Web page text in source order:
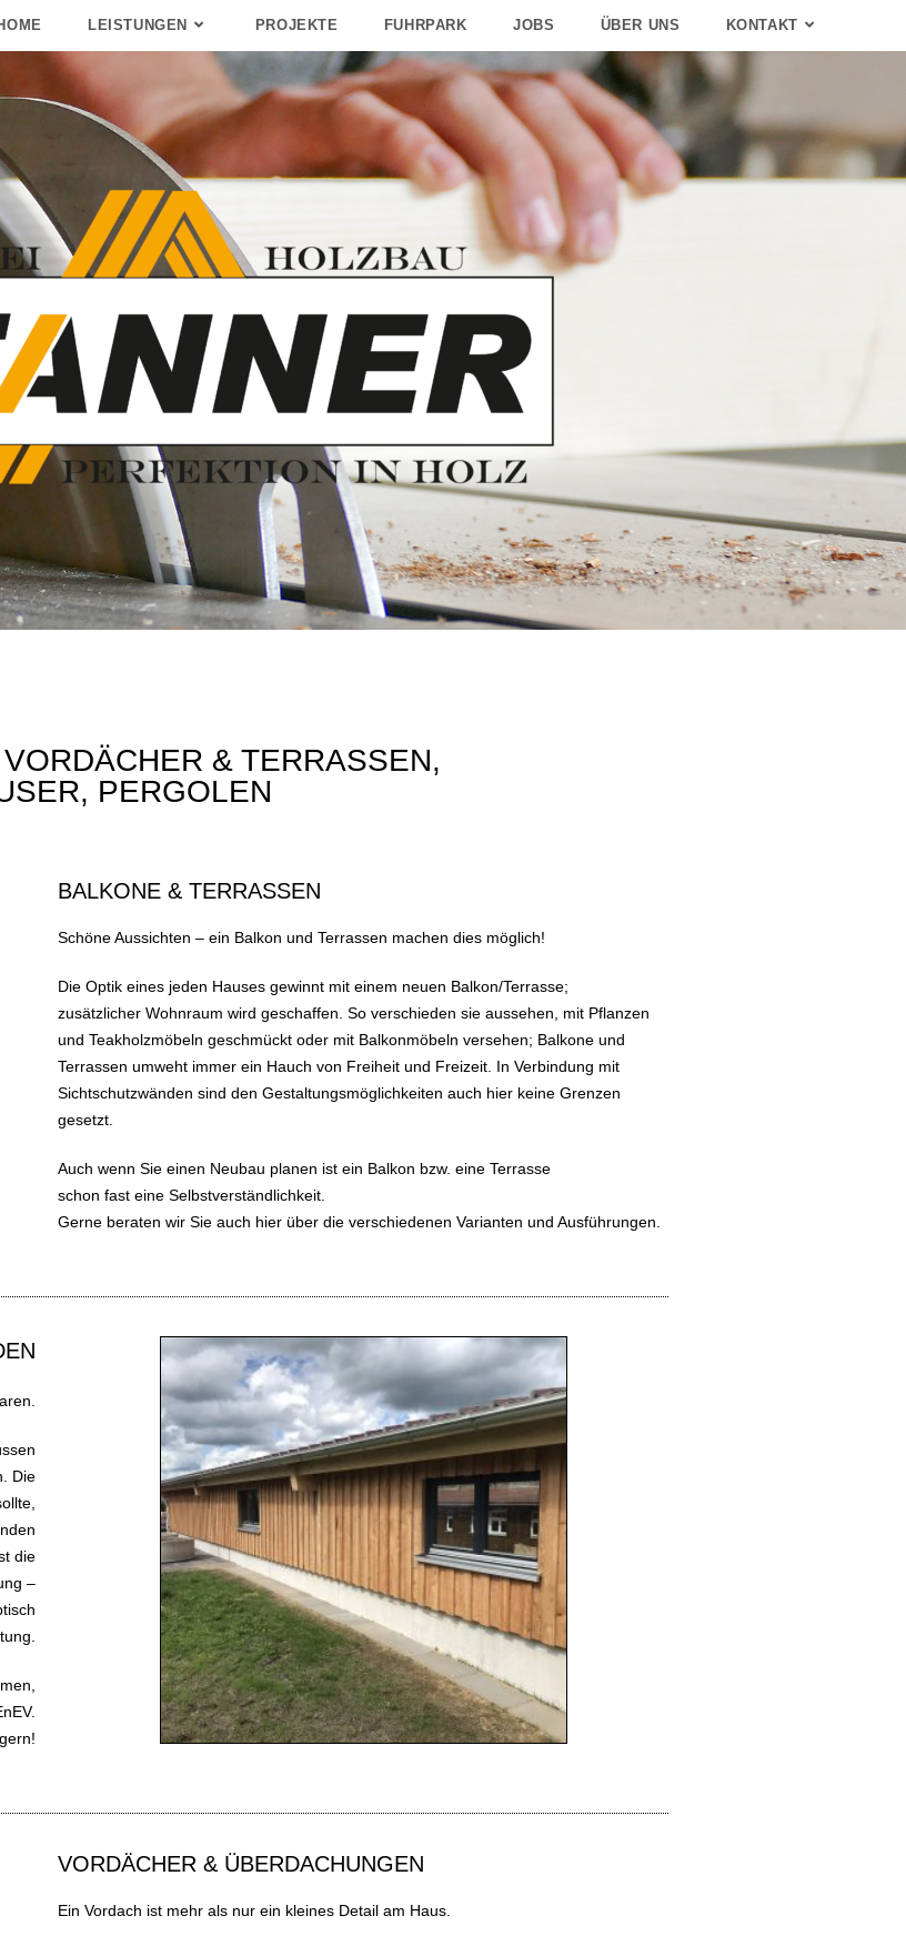
LEISTUNGEN PROJEKTE FUHRPARK JOBS ÜBER UNS KONTAKT
& TERRASSEN,
PERGOLEN
BALKONE & TERRASSEN
Schöne Aussichten – ein Balkon und Terrassen machen dies möglich!
Die Optik eines jeden Hauses gewinnt mit einem neuen Balkon/Terrasse;
zusätzlicher Wohnraum wird geschaffen. So verschieden sie aussehen, mit Pflanzen
und Teakholzmöbeln geschmückt oder mit Balkonmöbeln versehen; Balkone und
Terrassen umweht immer ein Hauch von Freiheit und Freizeit. In Verbindung mit
Sichtschutzwänden sind den Gestaltungsmöglichkeiten auch hier keine Grenzen
gesetzt.
Auch wenn Sie einen Neubau planen ist ein Balkon bzw. eine Terrasse
schon fast eine Selbstverständlichkeit.
Gerne beraten wir Sie auch hier über die verschiedenen Varianten und Ausführungen.
Die
die
–
VORDÄCHER & ÜBERDACHUNGEN
Ein Vordach ist mehr als nur ein kleines Detail am Haus.